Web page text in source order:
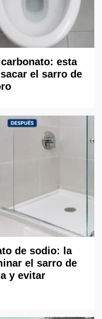
esta
el sarro de
de sodio: la
el sarro de
y evitar